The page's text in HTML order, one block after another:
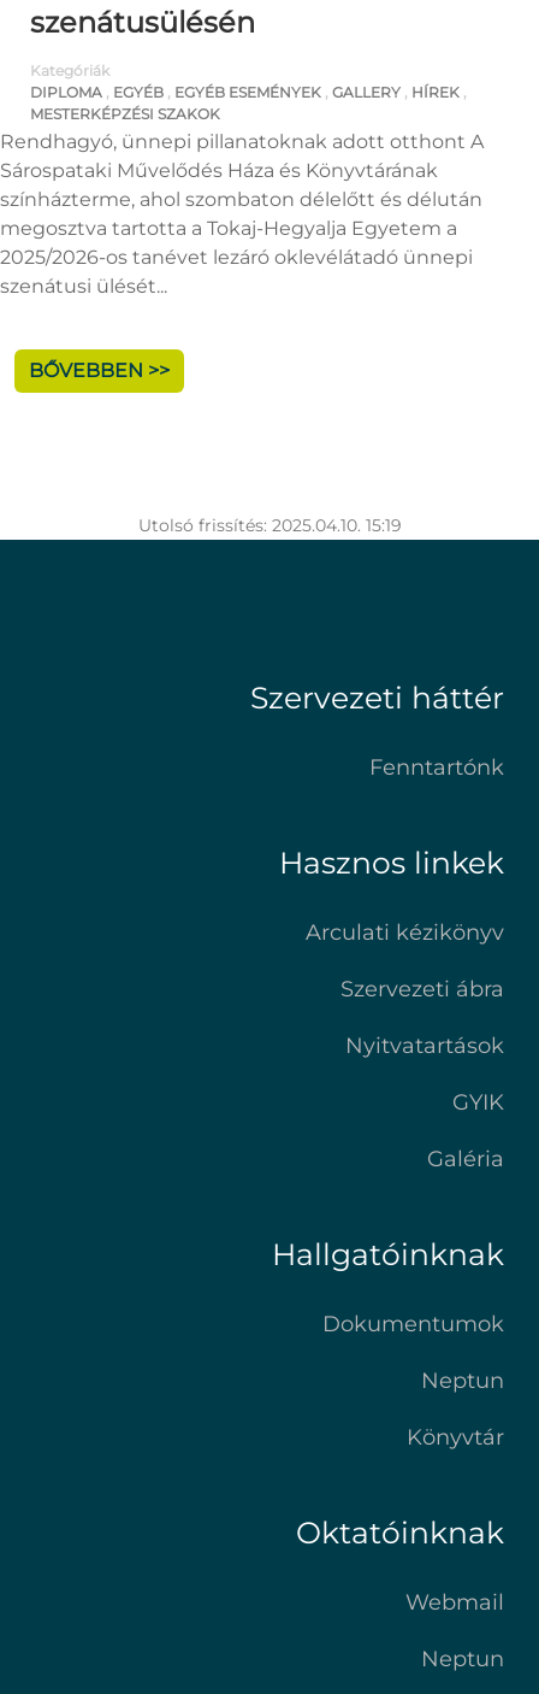
szenátusülésén
Kategóriák
DIPLOMA , EGYÉB , EGYÉB ESEMÉNYEK , GALLERY , HÍREK ,
MESTERKÉPZÉSI SZAKOK
Rendhagyó, ünnepi pillanatoknak adott otthont A
Sárospataki Művelődés Háza és Könyvtárának
színházterme, ahol szombaton délelőtt és délután
megosztva tartotta a Tokaj-Hegyalja Egyetem a
2025/2026-os tanévet lezáró oklevélátadó ünnepi
szenátusi ülését...
BŐVEBBEN >>
Utolsó frissítés: 2025.04.10. 15:19
Szervezeti háttér
Fenntartónk
Hasznos linkek
Arculati kézikönyv
Szervezeti ábra
Nyitvatartások
GYIK
Galéria
Hallgatóinknak
Dokumentumok
Neptun
Könyvtár
Oktatóinknak
Webmail
Neptun